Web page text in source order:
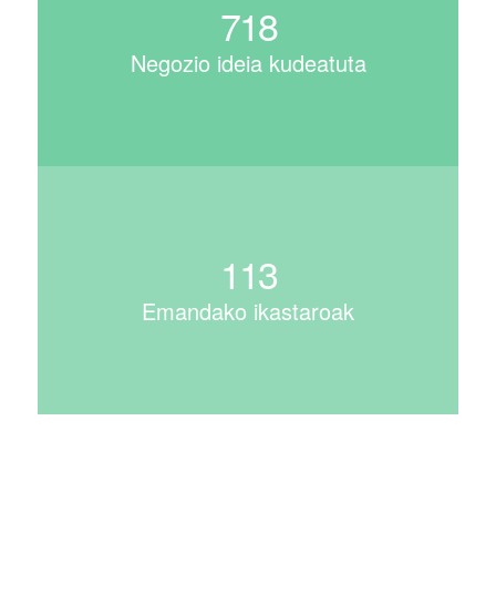
718
Negozio ideia kudeatuta
135
Emandako ikastaroak